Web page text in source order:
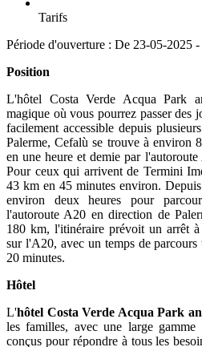
Tarifs
Période d'ouverture : De 23-05-2025
Position
L'hôtel Costa Verde Acqua Park
magique où vous pourrez passer des
facilement accessible depuis
Palerme, Cefalù se trouve à environ
en une heure et demie par
Pour ceux qui arrivent de Termini
43 km en 45 minutes environ.
environ deux heures pour
l'autoroute A20 en direction de
180 km, l'itinéraire prévoit un arrêt
sur l'A20, avec un temps de
20 minutes.
Hôtel
L'hôtel Costa Verde Acqua Park
les familles, avec une large gamme
conçus pour répondre à tous les